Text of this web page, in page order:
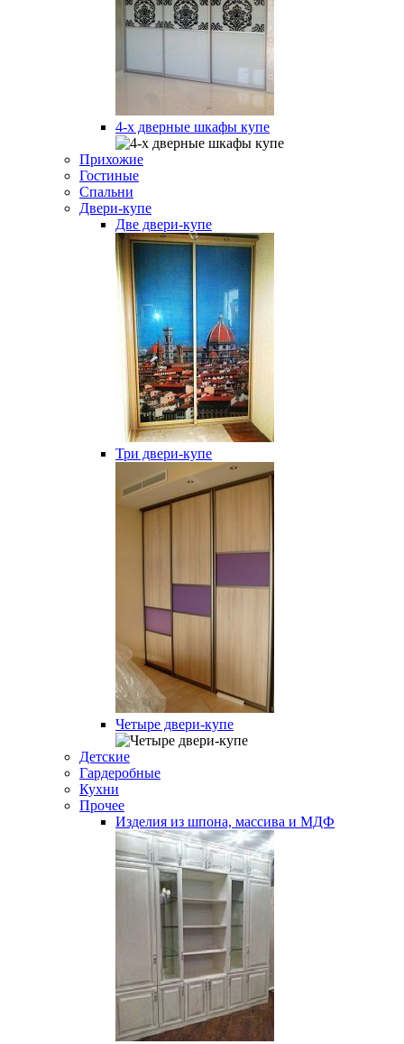
4-х дверные шкафы купе
Прихожие
Гостиные
Спальни
Двери-купе
Две двери-купе
Три двери-купе
Четыре двери-купе
Детские
Гардеробные
Кухни
Прочее
Изделия из шпона, массива и МДФ